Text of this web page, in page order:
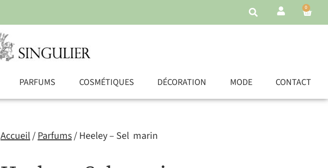
0
PARFUMS COSMÉTIQUES DÉCORATION MODE CONTACT
Accueil/Parfums/ Heeley – Sel marin